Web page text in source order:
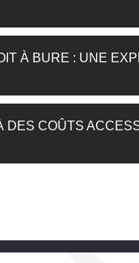
À BURE : UNE
DES COÛTS